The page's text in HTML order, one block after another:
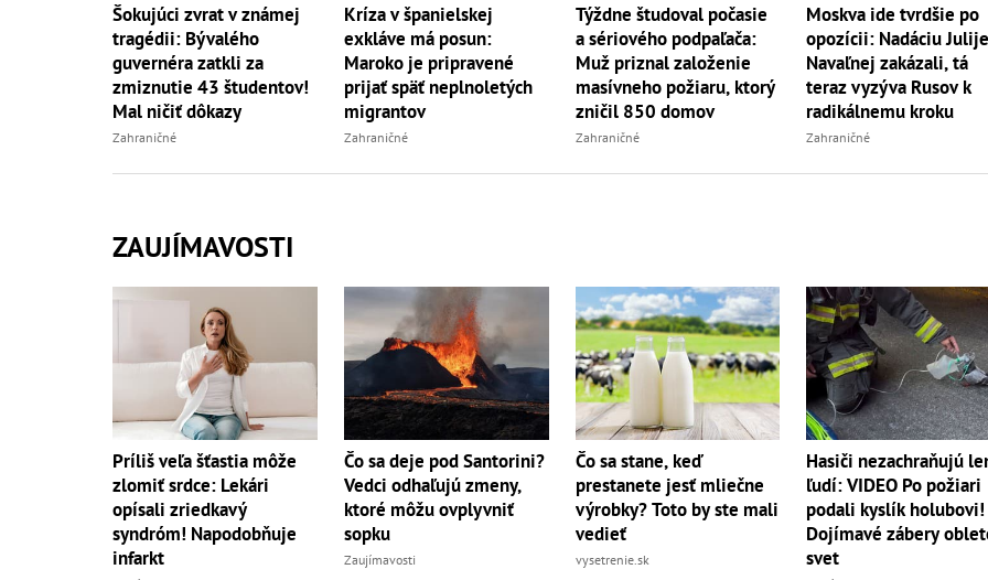
Šokujúci zvrat v známej
tragédii: Bývalého
guvernéra zatkli za
zmiznutie 43 študentov!
Mal ničiť dôkazy
Zahraničné
Kríza v španielskej
exkláve má posun:
Maroko je pripravené
prijať späť neplnoletých
migrantov
Zahraničné
Týždne študoval počasie
a sériového podpaľača:
Muž priznal založenie
masívneho požiaru, ktorý
zničil 850 domov
Zahraničné
Moskva ide tvrdšie po
opozícii: Nadáciu
Navaľnej zakázali, tá
teraz vyzýva Rusov k
radikálnemu kroku
Zahraničné
ZAUJÍMAVOSTI
Príliš veľa šťastia môže
zlomiť srdce: Lekári
opísali zriedkavý
syndróm! Napodobňuje
infarkt
Čo sa deje pod Santorini?
Vedci odhaľujú zmeny,
ktoré môžu ovplyvniť
sopku
Zaujímavosti
Čo sa stane, keď
prestanete jesť mliečne
výrobky? Toto by ste mali
vedieť
vysetrenie.sk
Hasiči nezachraňujú
ľudí: VIDEO Po požiari
podali kyslík holubovi!
Dojímavé zábery
svet